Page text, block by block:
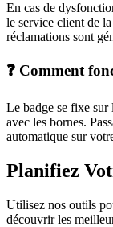
En cas de
le service client de
réclamations sont
❓ Comment
Le badge se fixe sur
avec les bornes.
automatique sur
Planifiez
Utilisez nos outils
découvrir les